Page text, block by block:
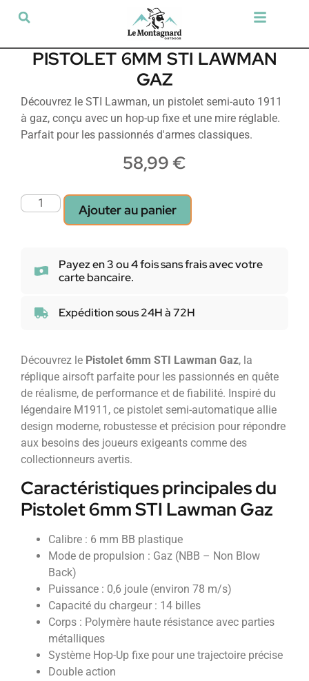
PISTOLET 6MM STI LAWMAN
GAZ
Découvrez le STI Lawman, un pistolet semi-auto 1911
à gaz, conçu avec un hop-up fixe et une mire réglable.
Parfait pour les passionnés d'armes classiques.
58,99 €
Ajouter au panier
Payez en 3 ou 4 fois sans frais avec votre
carte bancaire.
Expédition sous 24H à 72H
Découvrez le Pistolet 6mm STI Lawman Gaz, la
réplique airsoft parfaite pour les passionnés en quête
de réalisme, de performance et de fiabilité. Inspiré du
légendaire M1911, ce pistolet semi-automatique allie
design moderne, robustesse et précision pour répondre
aux besoins des joueurs exigeants comme des
collectionneurs avertis.
Caractéristiques principales du
Pistolet 6mm STI Lawman Gaz
Calibre : 6 mm BB plastique
Mode de propulsion : Gaz (NBB – Non Blow
Back)
Puissance : 0,6 joule (environ 78 m/s)
Capacité du chargeur : 14 billes
Corps : Polymère haute résistance avec parties
métalliques
Système Hop-Up fixe pour une trajectoire précise
Double action